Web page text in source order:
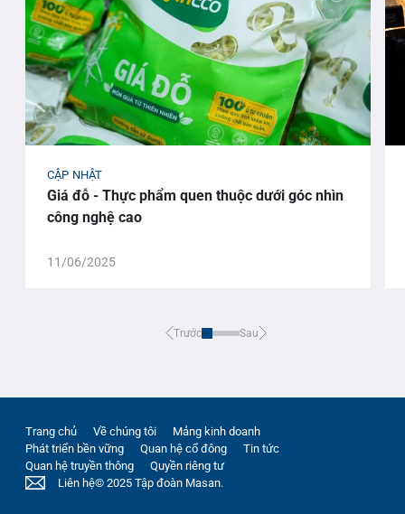
CẬP NHẬT
Giá đỗ - Thực phẩm quen thuộc dưới góc nhìn
công nghệ cao
11/06/2025
Trước Sau
Trang chủ Về chúng tôi
Mảng kinh doanh
Phát triển bền vững
Quan hệ cổ đông
Tin tức
Quan hệ truyền thông
Quyền riêng tư
Liên hệ© 2025 Tập đoàn Masan.